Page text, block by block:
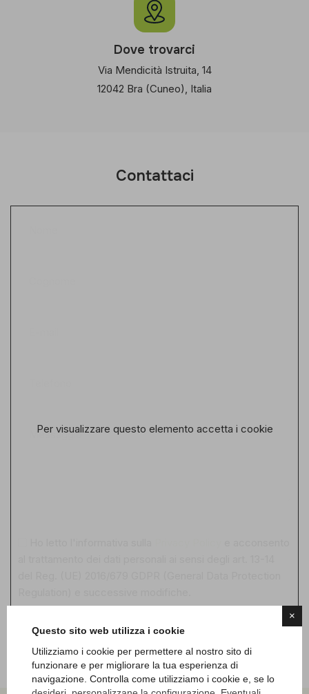
×
Questo sito web utilizza i cookie
Utilizziamo i cookie per permettere al nostro sito di
funzionare e per migliorare la tua esperienza di
navigazione. Controlla come utilizziamo i cookie e, se lo
Dove trovarci
Via Mendicità Istruita, 14
12042 Bra (Cuneo), Italia
Contattaci
Invia
Per visualizzare questo elemento accetta i cookie